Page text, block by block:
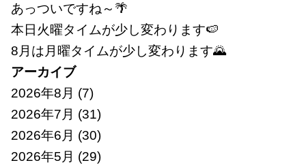
あっついですね～🌴
本日火曜タイムが少し変わります🍉
8月は月曜タイムが少し変わります🌄
アーカイブ
2026年8月 (7)
2026年7月 (31)
2026年6月 (30)
2026年5月 (29)